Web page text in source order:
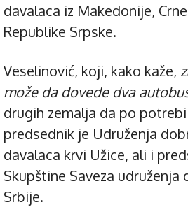
davalaca iz Makedonije,
Republike Srpske.
Veselinović, koji, kako kaže,
može da dovede dva
drugih zemalja da po
predsednik je Udruženja
davalaca krvi Užice, ali i
Skupštine Saveza udruženja
Srbije.